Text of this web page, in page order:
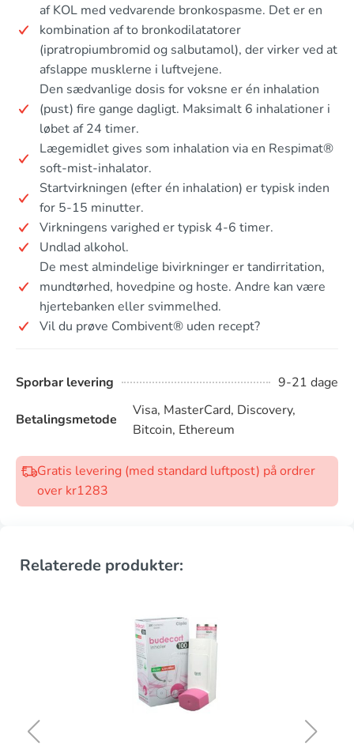
af KOL med vedvarende bronkospasme. Det er en
kombination af to bronkodilatatorer
(ipratropiumbromid og salbutamol), der virker ved at
afslappe musklerne i luftvejene.
Den sædvanlige dosis for voksne er én inhalation
(pust) fire gange dagligt. Maksimalt 6 inhalationer i
løbet af 24 timer.
Lægemidlet gives som inhalation via en Respimat®
soft-mist-inhalator.
Startvirkningen (efter én inhalation) er typisk inden
for 5-15 minutter.
Virkningens varighed er typisk 4-6 timer.
Undlad alkohol.
De mest almindelige bivirkninger er tandirritation,
mundtørhed, hovedpine og hoste. Andre kan være
hjertebanken eller svimmelhed.
Vil du prøve Combivent® uden recept?
Sporbar levering 9-21 dage
Betalingsmetode
Visa, MasterCard, Discovery,
Bitcoin, Ethereum
Gratis levering (med standard luftpost) på ordrer
over kr1283
Relaterede produkter: